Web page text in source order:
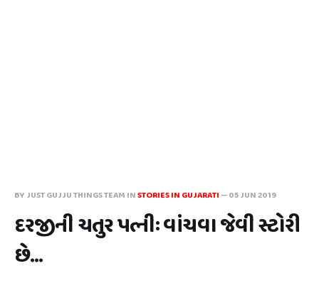
BY JUST GUJJU THINGS TEAM INSTORIES IN GUJARATI—05 JUN 2019
દરજીની ચતુર પત્નીઃ વાંચવા જેવી સ્ટોરી
છે...